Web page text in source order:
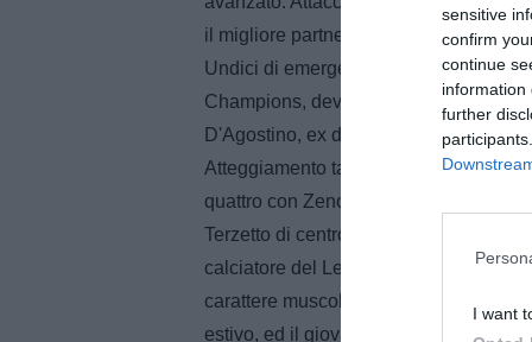
sensitive
confirm
continue
information
further
I want
il migliore partner possibile.
Undici di emergenza anche in casa
Champions, deve rinunciare allo
D'Agostino, ex di turno. Non al top
Atteggiamento tattico spregiudicato.
quattro con Zenoni e Felipe sulle due
Terzetto di centrocampo formato da
calciatore del Lecce. In avanti, a
carattere muscolare, Asamoah, uno
estivo, ed il giovanissimo Montiel,